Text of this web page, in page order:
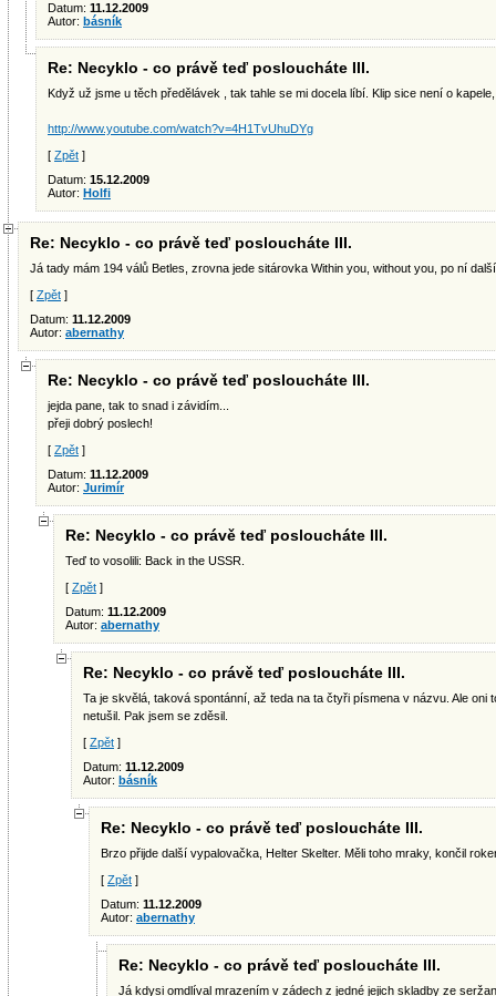
Datum: 11.12.2009
Autor: básník
Re: Necyklo - co právě teď posloucháte III.
Když už jsme u těch předělávek , tak tahle se mi docela líbí. Klip sice není o
http://www.youtube.com/watch?v=4H1TvUhuDYg
[ Zpět ]
Datum: 15.12.2009
Autor: Holfi
Re: Necyklo - co právě teď posloucháte III.
Já tady mám 194 válů Betles, zrovna jede sitárovka Within you, without you, po ní
[ Zpět ]
Datum: 11.12.2009
Autor: abernathy
Re: Necyklo - co právě teď posloucháte III.
jejda pane, tak to snad i závidím...
přeji dobrý poslech!
[ Zpět ]
Datum: 11.12.2009
Autor: Jurimír
Re: Necyklo - co právě teď posloucháte III.
Teď to vosolili: Back in the USSR.
[ Zpět ]
Datum: 11.12.2009
Autor: abernathy
Re: Necyklo - co právě teď posloucháte III.
Ta je skvělá, taková spontánní, až teda na ta čtyři písmena v názvu. Ale oni
netušil. Pak jsem se zděsil.
[ Zpět ]
Datum: 11.12.2009
Autor: básník
Re: Necyklo - co právě teď posloucháte III.
Brzo přijde další vypalovačka, Helter Skelter. Měli toho mraky, končil
[ Zpět ]
Datum: 11.12.2009
Autor: abernathy
Re: Necyklo - co právě teď posloucháte III.
Já kdysi omdlíval mrazením v zádech z jedné jejich skladby ze